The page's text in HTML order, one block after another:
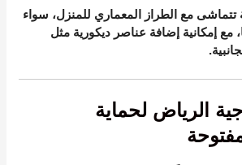
تتماشى مع الطراز المعماري للمنزل، سواء
مع إمكانية إضافة عناصر ديكورية مثل
الرياض لحماية